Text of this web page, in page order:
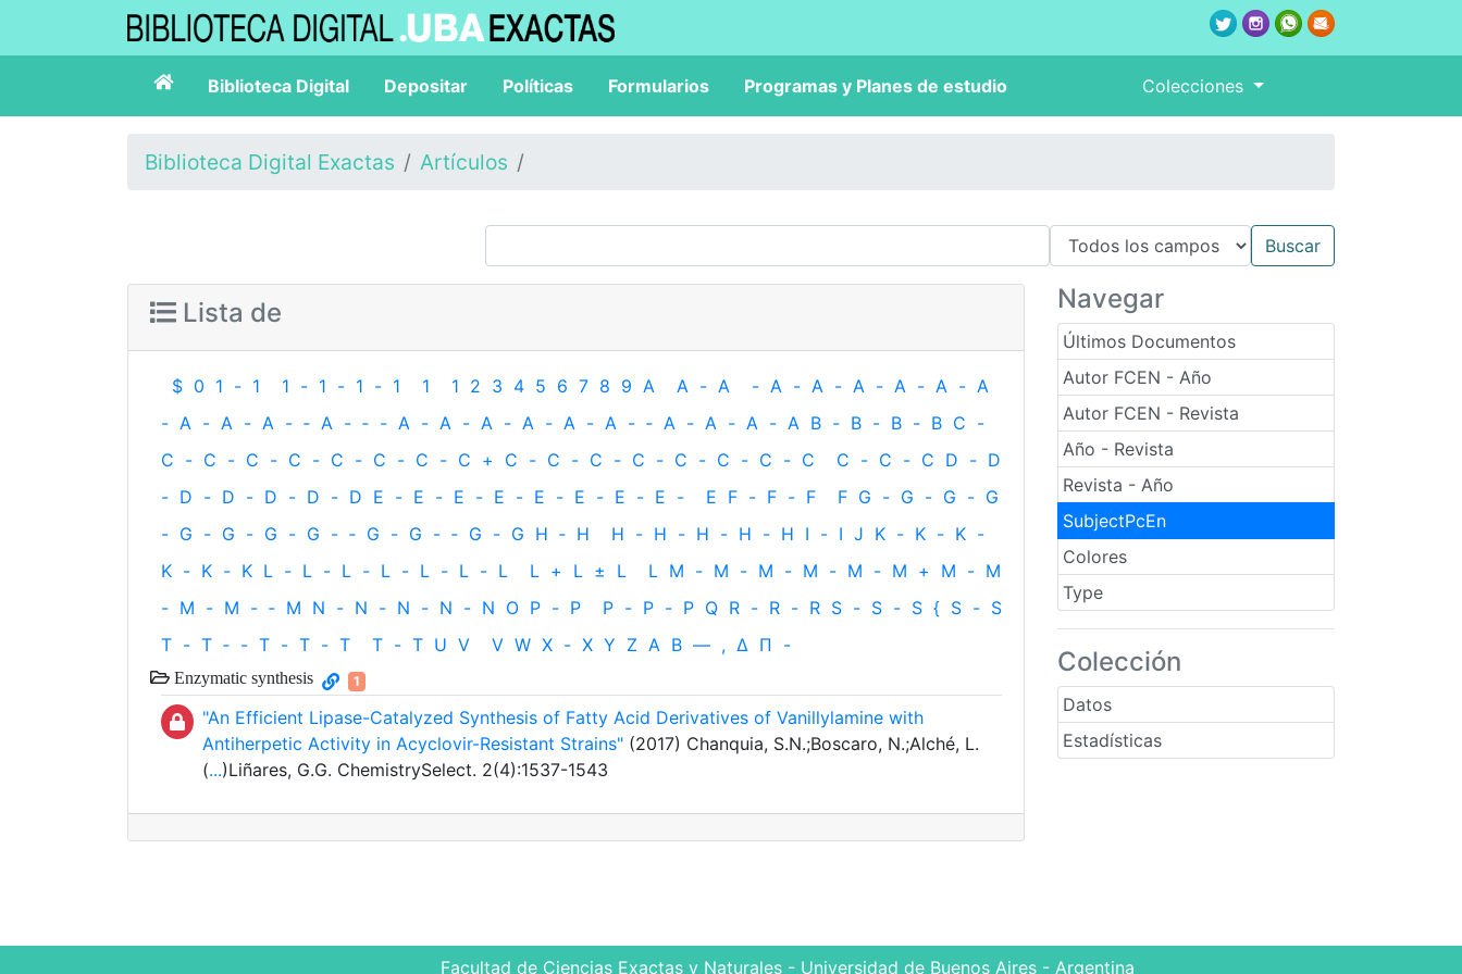
Biblioteca Digital Depositar Políticas Formularios Programas y Planes de estudio Colecciones
Biblioteca Digital Exactas Artículos
Navegar
Últimos Documentos
Autor FCEN - Año
Autor FCEN - Revista
Año - Revista
Revista - Año
SubjectPcEn
Colores
Type
Colección
Datos
Estadísticas
Lista de
$ 0 1 - 1 1 - 1 - 1 - 1 1 1 2 3 4 5 6 7 8 9 A A - A - A - A - A - A - A - A
- A - A - A - ‐ A - ‐ - A - A - A - A - A - A - ‐ A - A - A - A B - B - B - B C -
C - C - C - C - C - C - C - C + C - C - C - C - C - C - C - C C - C - C D - D
- D - D - D - D - D E - E - E - E - E - E - E - E - E F - F - F F G - G - G - G
- G - G - G - G - ‐ G - G - ‐ G - G H ‐ H H - H - H - H - H I - I J K - K - K -
K - K - K L - L - L - L - L - L - L L + L ± L L M - M - M - M - M - M + M - M
- M - M - ‐ M N - N - N - N - N O P - P P - P - P Q R - R - R S - S - S { S - S
T - T ‐ - T - T - T T - T U V V W X - X Y Z Α Β — , Δ Π -
Enzymatic synthesis 1
"An Efficient Lipase-Catalyzed Synthesis of Fatty Acid Derivatives of Vanillylamine with
Antiherpetic Activity in Acyclovir-Resistant Strains" (2017) Chanquia, S.N.;Boscaro, N.;Alché, L.
(...)Liñares, G.G. ChemistrySelect. 2(4):1537-1543
Facultad de Ciencias Exactas y Naturales - Universidad de Buenos Aires - Argentina